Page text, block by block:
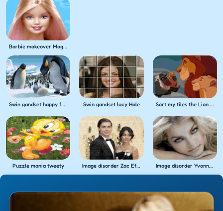
Barbie makeover Magic
Swin gandset happy feet Swin gandset lucy Hale Sort my tiles the Lion King
Puzzle mania tweety Image disorder Zac Efron Image disorder Yvonne Catterfeld